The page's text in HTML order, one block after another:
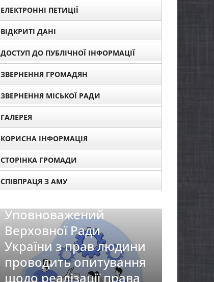
ЕЛЕКТРОННІ ПЕТИЦІЇ
ВІДКРИТІ ДАНІ
ДОСТУП ДО ПУБЛІЧНОЇ ІНФОРМАЦІЇ
ЗВЕРНЕННЯ ГРОМАДЯН
ЗВЕРНЕННЯ МІСЬКОЇ РАДИ
ГАЛЕРЕЯ
КОРИСНА ІНФОРМАЦІЯ
СТОРІНКА ГРОМАДИ
СПІВПРАЦЯ З АМУ
НОВИНИ